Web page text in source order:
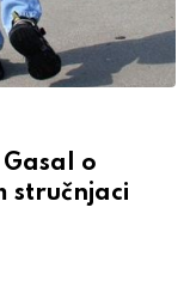
Gasal o
stručnjaci